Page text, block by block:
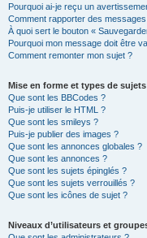
Pourquoi ai-je reçu un
Comment rapporter des
À quoi sert le bouton «
Pourquoi mon message doit être
Comment remonter mon sujet ?
Mise en forme et types de sujets
Que sont les BBCodes ?
Puis-je utiliser le HTML ?
Que sont les smileys ?
Puis-je publier des images ?
Que sont les annonces globales ?
Que sont les annonces ?
Que sont les sujets épinglés ?
Que sont les sujets verrouillés ?
Que sont les icônes de sujet ?
Niveaux d’utilisateurs et